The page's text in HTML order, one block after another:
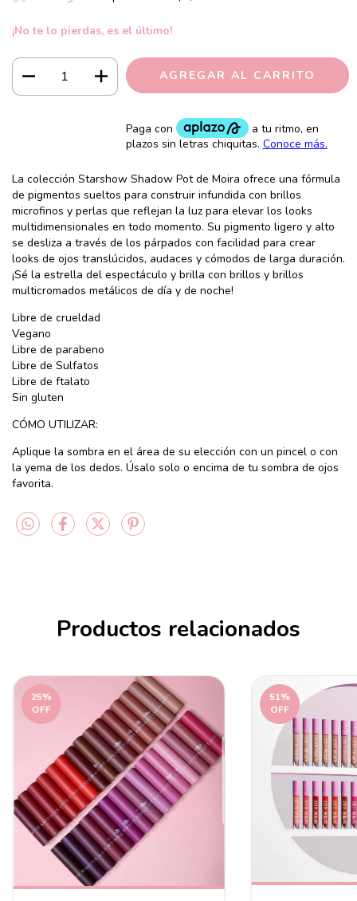
¡No te lo pierdas, es el último!
La colección Starshow Shadow Pot de Moira ofrece una fórmula
de pigmentos sueltos para construir infundida con brillos
microfinos y perlas que reflejan la luz para elevar los looks
multidimensionales en todo momento. Su pigmento ligero y alto
se desliza a través de los párpados con facilidad para crear
looks de ojos translúcidos, audaces y cómodos de larga duración.
¡Sé la estrella del espectáculo y brilla con brillos y brillos
multicromados metálicos de día y de noche!
Libre de crueldad
Vegano
Libre de parabeno
Libre de Sulfatos
Libre de ftalato
Sin gluten
CÓMO UTILIZAR:
Aplique la sombra en el área de su elección con un pincel o con
la yema de los dedos. Úsalo solo o encima de tu sombra de ojos
favorita.
Productos relacionados
25%
OFF
51%
OFF